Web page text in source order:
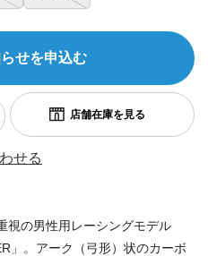
せを申込む
せる
視の男性用レーシングモデル
」。アーク（弓形）状のカーボ